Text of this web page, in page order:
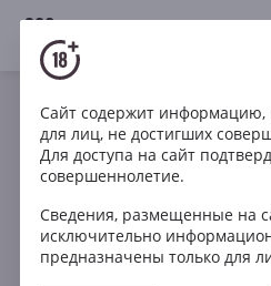
18+
Все виски Ирландия
30 лет Купажированный
Сайт содержит информацию,
для лиц, не достигших
Для доступа на сайт
совершеннолетие.
Сведения, размещенные на
исключительно
предназначены только для